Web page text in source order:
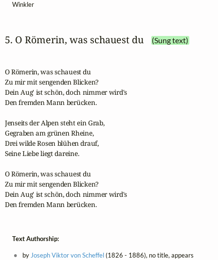
Winkler
5. O Römerin, was schauest du (Sung text)
O Römerin, was schauest du
Zu mir mit sengenden Blicken?
Dein Aug' ist schön, doch nimmer wird's
Den fremden Mann berücken.
Jenseits der Alpen steht ein Grab,
Gegraben am grünen Rheine,
Drei wilde Rosen blühen drauf,
Seine Liebe liegt dareine.
O Römerin, was schauest du
Zu mir mit sengenden Blicken?
Dein Aug' ist schön, doch nimmer wird's
Den fremden Mann berücken.
Text Authorship:
byJoseph Viktor von Scheffel(1826 - 1886), no title, appears